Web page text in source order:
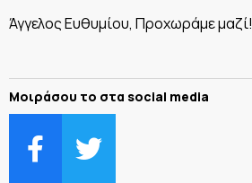
Άγγελος Ευθυμίου, Προχωράμε μαζί!
Μοιράσου το στα social media